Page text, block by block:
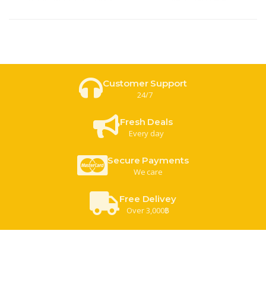
Customer Support
24/7
Fresh Deals
Every day
Secure Payments
We care
Free Delivey
Over 3,000฿